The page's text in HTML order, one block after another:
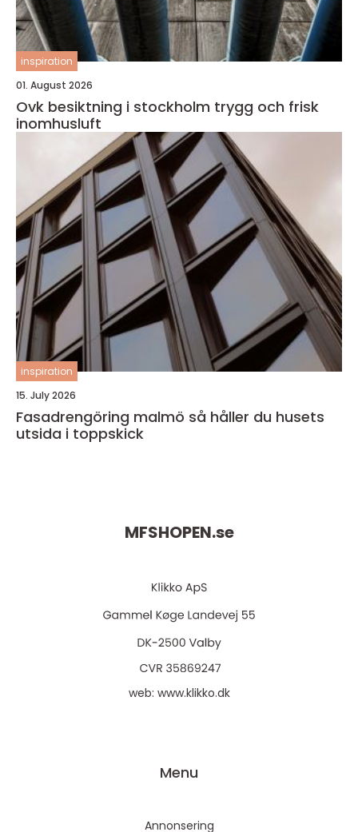
inspiration
01. August 2026
Ovk besiktning i stockholm trygg och frisk
inomhusluft
inspiration
15. July 2026
Fasadrengöring malmö så håller du husets
utsida i toppskick
MFSHOPEN.se
web: www.klikko.dk
Menu
Annonsering